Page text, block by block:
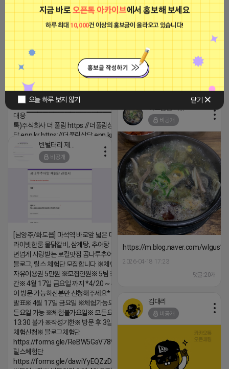
지금 바로오픈톡 아카이브에서 홍보해 보세요
하루 최대 10,000건 이상의 홍보글이 올라오고 있습니다!
오늘 하루 보지 않기 닫기
트래픽 ‘진짜 반영되는’ 구조로 결과로 보여드립
- 시즌키워드 최상단 상승&유지 多 - 로직변화,
▔▔▔▔▔▔▔▔▔▔▔▔▔▔▔▔▔▔ ▶쿠팡◀
프라다 / 헤르메스 / 시그니처 등 - 키워드 검색
량 데이터 기반 운영 - 4~7월 시즌 인기 키워드
5위내 多
▔▔▔▔▔▔▔▔▔▔▔▔▔▔▔▔▔▔
▶광고주, 총판, 대행사 모집 中◀ - 장기 협업 파
트너 관계 구축 - 개발사 직접 운영 빠른 피드백
대응 ▔▔▔▔▔▔▔▔▔▔▔▔▔▔▔▔▔▔ (카
톡)주식회사 더 풀림 https://더풀림상
담.enn.kr https://더풀림상담.enn.kr
2026-04-18 17:26
비공개
⛔️ 투자금 0원 부업 ➡️ 내일 밤 9시
2026-04-18 17:23
하트뿅뿅 라이언
비공개
https://m.blog.naver.com/
2026-04-18 17:23
댓글:20개
비공개
[남양주/화도읍] 마석역 바로앞 넓은 매장과, 프
라이빗한룸 물닭갈비, 삼계탕, 추어탕 맛집 10
년넘게 사랑받는 로컬맛집 곰나루추어탕에서
블로그, 릴스 체험단 모집합니다 ※체험메뉴※
자유이용권 5만원 ※모집인원※ 5팀 ※모집기
간※ 4월 17일 금요일 까지 *4/20 ~ 4/26 사
이 방문 가능하신분만 신청해주세요* ※체험단
발표※ 4월 17일 금요일 ※체험가능요일※ 모
든요일 가능 ※체험불가요일※ 모든요일 12 ~
13:30 불가 ※작성기한※ 방문 후 3일 이내 ※
체험신청※ 블로그체험단
https://forms.gle/ReBW5GsV789ur2Pz6
릴스체험단
https://forms.gle/dawiYyEQZzDdqf8W8
김대리
비공개